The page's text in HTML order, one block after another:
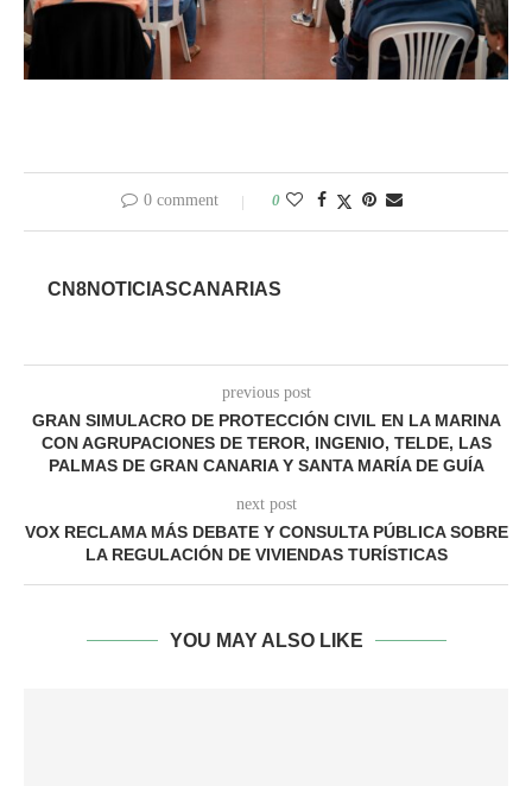
0 comment 0
CN8NOTICIASCANARIAS
previous post
GRAN SIMULACRO DE PROTECCIÓN CIVIL EN LA MARINA
CON AGRUPACIONES DE TEROR, INGENIO, TELDE, LAS
PALMAS DE GRAN CANARIA Y SANTA MARÍA DE GUÍA
next post
VOX RECLAMA MÁS DEBATE Y CONSULTA PÚBLICA SOBRE
LA REGULACIÓN DE VIVIENDAS TURÍSTICAS
YOU MAY ALSO LIKE